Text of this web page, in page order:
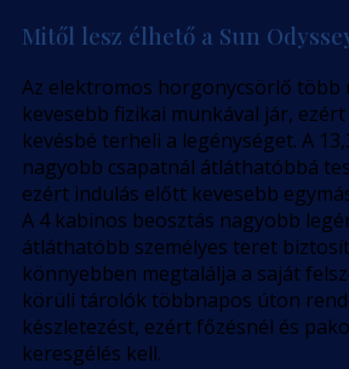
Mitől lesz élhető a Sun
Az elektromos horgonycsörlő több
kevesebb fizikai munkával jár,
kevésbé terheli a legénységet. A
nagyobb csapatnál átláthatóbbá
ezért indulás előtt kevesebb
A 4 kabinos beosztás nagyobb
átláthatóbb személyes teret
könnyebben megtalálja a saját
körüli tárolók többnapos úton
készletezést, ezért főzésnél és
keresgélés kell.